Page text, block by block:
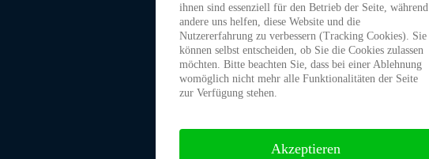
ihnen sind essenziell für den Betrieb der Seite, während
andere uns helfen, diese Website und die
Nutzererfahrung zu verbessern (Tracking Cookies). Sie
können selbst entscheiden, ob Sie die Cookies zulassen
möchten. Bitte beachten Sie, dass bei einer Ablehnung
womöglich nicht mehr alle Funktionalitäten der Seite
zur Verfügung stehen.
Akzeptieren